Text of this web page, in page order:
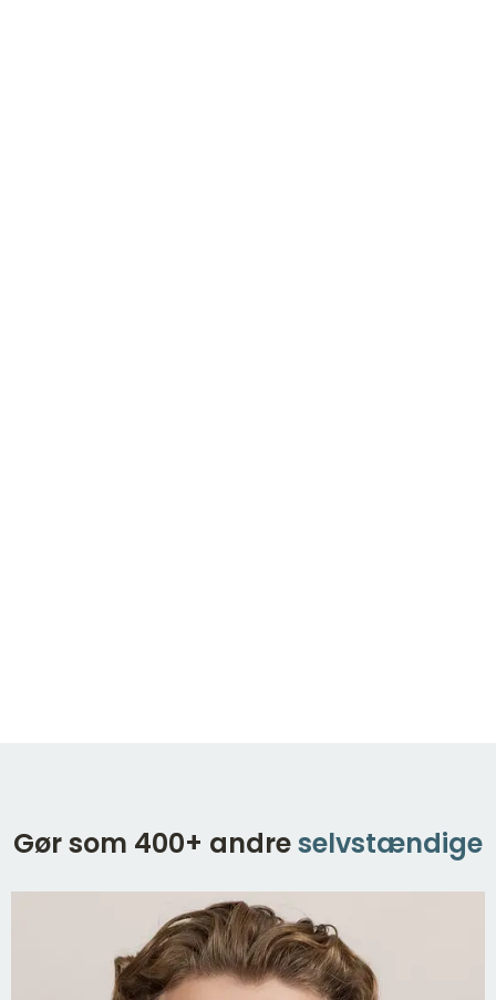
Gør som 400+ andreselvstændige